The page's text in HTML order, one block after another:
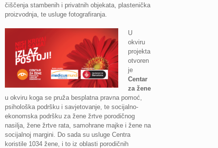
čiščenja stambenih i privatnih objekata, plastenička
proizvodnja, te usluge fotografiranja.
U
okviru
projekta
otvoren
je
Centar
za žene
u okviru koga se pruža besplatna pravna pomoć,
psihološka podršku i savjetovanje, te socijalno-
ekonomska podršku za žene žrtve porodičnog
nasilja, žene žrtve rata, samohrane majke i žene na
socijalnoj margini. Do sada su usluge Centra
koristile 1034 žene, i to iz oblasti porodičnih